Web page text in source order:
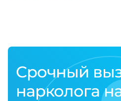
Срочный
нарколога